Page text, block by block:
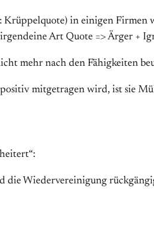
Krüppelquote) in einigen Firmen
Art Quote => Ärger +
mehr nach den Fähigkeiten
mitgetragen wird, ist sie
Wiedervereinigung